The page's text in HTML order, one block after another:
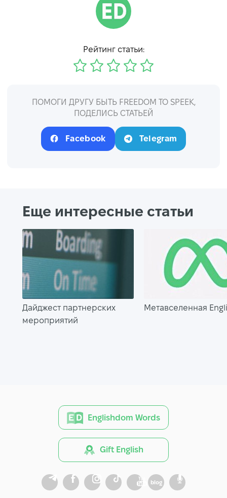
Рейтинг статьи:
ПОМОГИ ДРУГУ БЫТЬ FREEDOM TO SPEEK,
ПОДЕЛИСЬ СТАТЬЕЙ
Facebook Telegram
Еще интересные статьи
Дайджест партнерских
мероприятий
Метавселенная
Englishdom Words
Gift English
blog